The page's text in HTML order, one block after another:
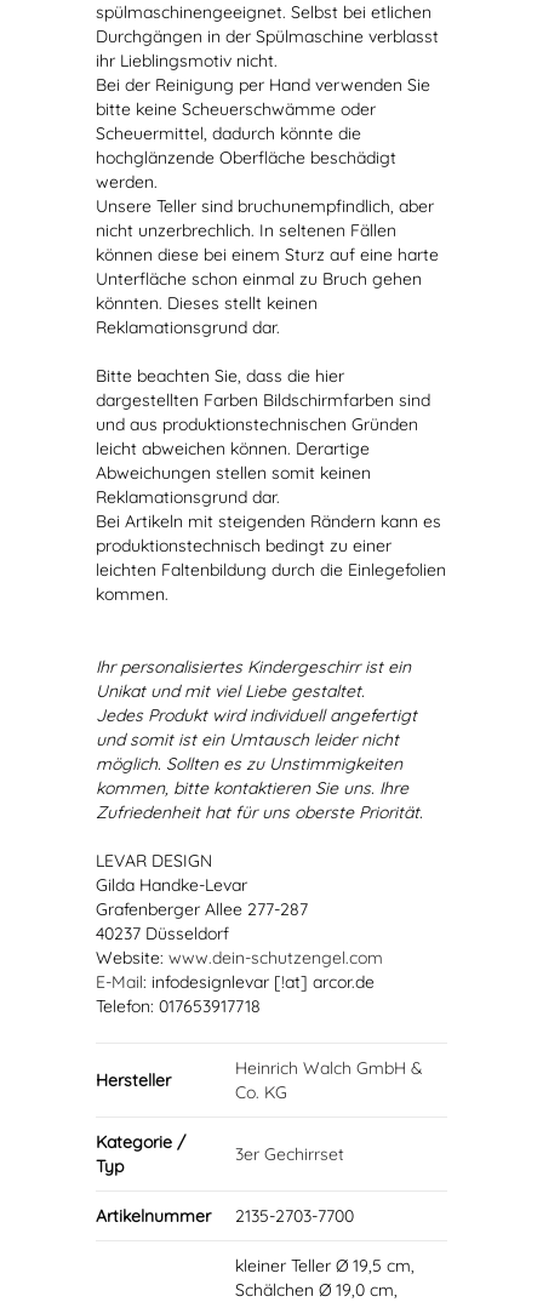
spülmaschinengeeignet. Selbst bei etlichen
Durchgängen in der Spülmaschine verblasst
ihr Lieblingsmotiv nicht.
Bei der Reinigung per Hand verwenden Sie
bitte keine Scheuerschwämme oder
Scheuermittel, dadurch könnte die
hochglänzende Oberfläche beschädigt
werden.
Unsere Teller sind bruchunempfindlich, aber
nicht unzerbrechlich. In seltenen Fällen
können diese bei einem Sturz auf eine harte
Unterfläche schon einmal zu Bruch gehen
könnten. Dieses stellt keinen
Reklamationsgrund dar.
Bitte beachten Sie, dass die hier
dargestellten Farben Bildschirmfarben sind
und aus produktionstechnischen Gründen
leicht abweichen können. Derartige
Abweichungen stellen somit keinen
Reklamationsgrund dar.
Bei Artikeln mit steigenden Rändern kann es
produktionstechnisch bedingt zu einer
leichten Faltenbildung durch die Einlegefolien
kommen.
Ihr personalisiertes Kindergeschirr ist ein
Unikat und mit viel Liebe gestaltet.
Jedes Produkt wird individuell angefertigt
und somit ist ein Umtausch leider nicht
möglich. Sollten es zu Unstimmigkeiten
kommen, bitte kontaktieren Sie uns. Ihre
Zufriedenheit hat für uns oberste Priorität.
LEVAR DESIGN
Gilda Handke-Levar
Grafenberger Allee 277-287
40237 Düsseldorf
Website: www.dein-schutzengel.com
E-Mail: infodesignlevar [!at] arcor.de
Telefon: 017653917718
Hersteller
Heinrich Walch GmbH &
Co. KG
Kategorie /
Typ
3er Gechirrset
Artikelnummer 2135-2703-7700
kleiner Teller Ø 19,5 cm,
Schälchen Ø 19,0 cm,